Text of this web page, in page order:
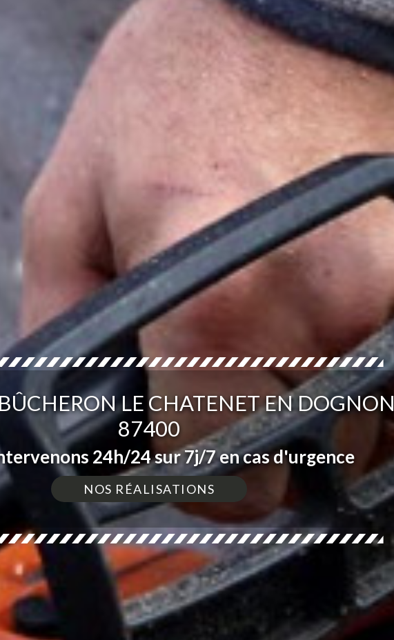
LE CHATENET EN DOGNON
87400
24h/24 sur 7j/7 en cas d'urgence
NOS RÉALISATIONS